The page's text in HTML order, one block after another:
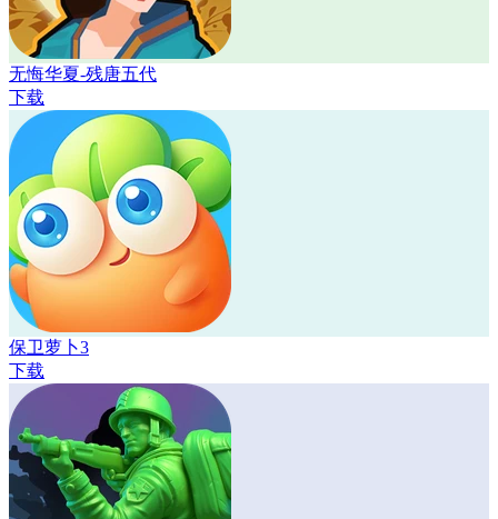
无悔华夏-残唐五代
下载
保卫萝卜3
下载